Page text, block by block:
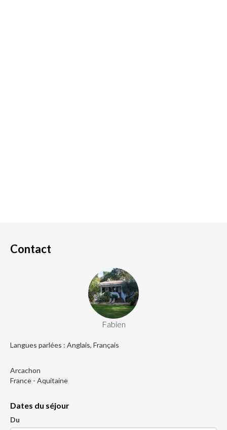
Contact
Fabien
Langues parlées : Anglais, Français
Arcachon
France - Aquitaine
Dates du séjour
Du